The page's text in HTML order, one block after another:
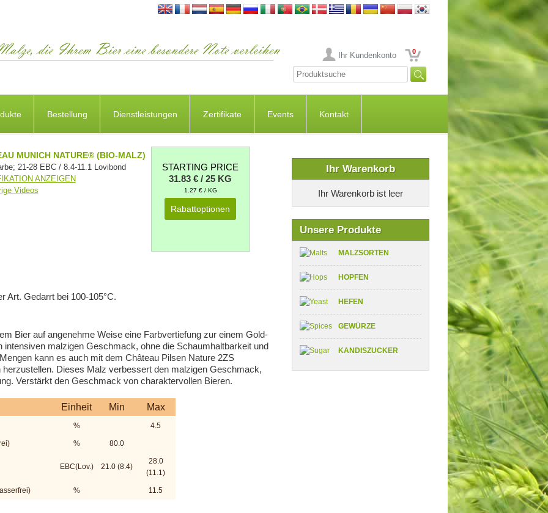
Ihr Kundenkonto 0
Bestellung Dienstleistungen Zertifikate Events Kontakt
Ihr Warenkorb
Ihr Warenkorb ist leer
Unsere Produkte
MALZSORTEN
HOPFEN
HEFEN
GEWÜRZE
KANDISZUCKER
MUNICH NATURE® (BIO-MALZ)
21-28 EBC / 8.4-11.1 Lovibond
ANZEIGEN
Videos
STARTING PRICE
31.83 € / 25 KG
1.27 € / KG
Rabattoptionen
Art. Gedarrt bei 100-105°C.
Bier auf angenehme Weise eine Farbvertiefung zur einem Gold-
intensiven malzigen Geschmack, ohne die Schaumhaltbarkeit und
kann es auch mit dem Château Pilsen Nature 2ZS
Dieses Malz verbessert den malzigen Geschmack,
Verstärkt den Geschmack von charaktervollen Bieren.
Einheit Min Max
% 4.5
% 80.0
EBC(Lov.) 21.0 (8.4)
28.0
(11.1)
% 11.5